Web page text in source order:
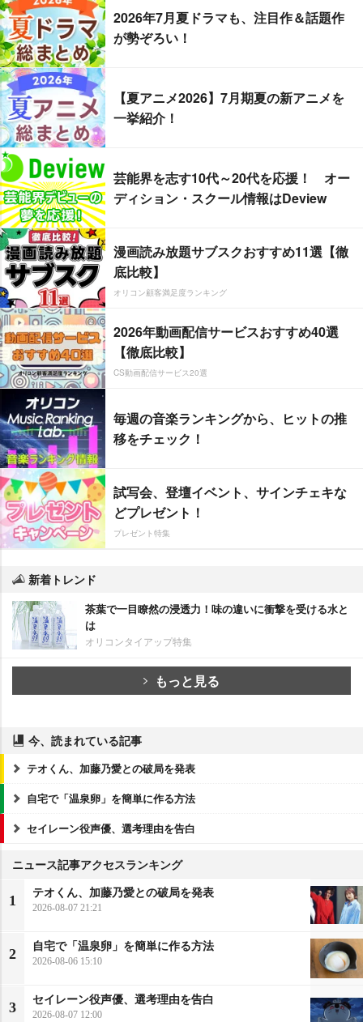
2026年7月夏ドラマも、注目作＆話題作
が勢ぞろい！
【夏アニメ2026】7月期夏の新アニメを
一挙紹介！
芸能界を志す10代～20代を応援！ オー
ディション・スクール情報はDeview
漫画読み放題サブスクおすすめ11選【徹
底比較】
オリコン顧客満足度ランキング
2026年動画配信サービスおすすめ40選
【徹底比較】
CS動画配信サービス20選
毎週の音楽ランキングから、ヒットの推
移をチェック！
試写会、登壇イベント、サインチェキな
どプレゼント！
プレゼント特集
新着トレンド
茶葉で一目瞭然の浸透力！味の違いに衝撃を受ける水と
は
オリコンタイアップ特集
もっと見る
今、読まれている記事
テオくん、加藤乃愛との破局を発表
自宅で「温泉卵」を簡単に作る方法
セイレーン役声優、選考理由を告白
ニュース記事アクセスランキング
1
テオくん、加藤乃愛との破局を発表
2026-08-07 21:21
2
自宅で「温泉卵」を簡単に作る方法
2026-08-06 15:10
3
セイレーン役声優、選考理由を告白
2026-08-07 12:00